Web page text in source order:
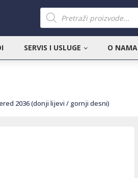
Products
search
SERVIS I USLUGE O NAMA
2036 (donji lijevi / gornji desni)